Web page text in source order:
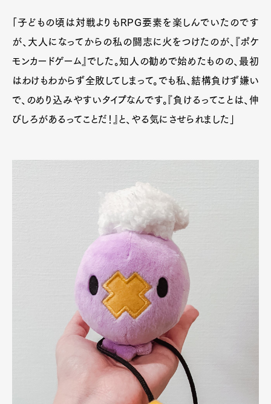
「子どもの頃は対戦よりもRPG要素を楽しんでいたのです
が、大人になってからの私の闘志に火をつけたのが、『ポケ
モンカードゲーム』でした。知人の勧めで始めたものの、最初
はわけもわからず全敗してしまって。でも私、結構負けず嫌い
で、のめり込みやすいタイプなんです。『負けるってことは、伸
びしろがあるってことだ！』と、やる気にさせられました」